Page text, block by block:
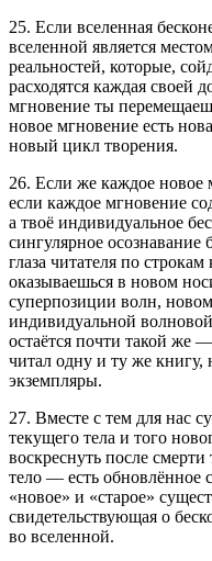
25. Если вселенная
вселенной является
реальностей, которые,
расходятся каждая своей
мгновение ты
новое мгновение есть
новый цикл творения.
26. Если же каждое новое
если каждое мгновение
а твоё индивидуальное
сингулярное
глаза читателя по
оказываешься в новом
суперпозиции волн,
индивидуальной
остаётся почти такой же
читал одну и ту же книгу,
экземпляры.
27. Вместе с тем для нас
текущего тела и того
воскреснуть после
тело — есть обновлённое
«новое» и «старое»
свидетельствующая о
во вселенной.